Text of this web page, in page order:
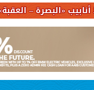
– العقبة» لربط